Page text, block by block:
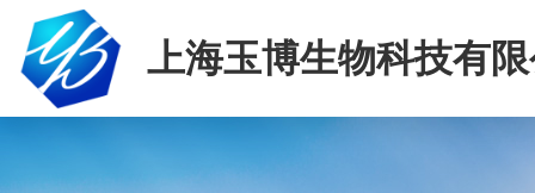
上海玉博生物科技有